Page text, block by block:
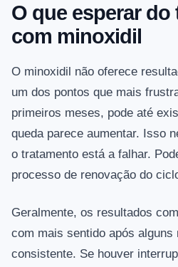
O que esperar
com minoxidil
O minoxidil não oferece
um dos pontos que mais
primeiros meses, pode até
queda parece aumentar. Isso
o tratamento está a falhar.
processo de renovação do
Geralmente, os resultados
com mais sentido após alguns
consistente. Se houver